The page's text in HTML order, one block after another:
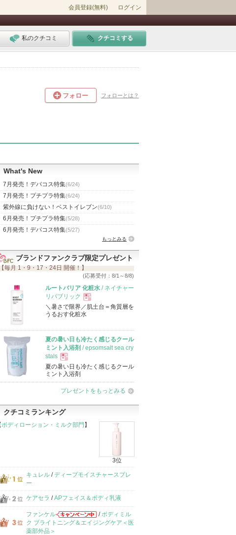
会員登録(無料) ログイン
私のクチコミ クチコミする
フォロー フォローとは？
What's New
7月発売！デパコス特集(6/24)
7月発売！プチプラ特集(6/24)
紫外線に負けない！ベストイレブン(6/10)
6月発売！プチプラ特集(5/28)
6月発売！デパコス特集(5/27)
もっとみる
ブランドファンクラブ限定プレゼント
【毎月 1・9・17・24日 開催！】
(応募受付：8/1～8/8)
ルートバリア 化粧水 / ネイチャー
リパブリック
現
品
＼暑さで限界／肌土台＝角質層を
うるおす化粧水
夏の暑い日も冷たく感じるクール
ミント入浴剤 / epsomsalt sea cry
stals
現
品
夏の暑い日も冷たく感じるクール
ミント入浴剤
プレゼントをもっとみる
クチコミランキング
ボディローション・ミルク部門 】
3位
キュレル /ディープモイスチャースプレ
ー
ケアセラ /APフェイス＆ボディ乳液
ファンケル /ボディミル
ク ブライトニング＆エイジングケア＜医
薬部外品＞